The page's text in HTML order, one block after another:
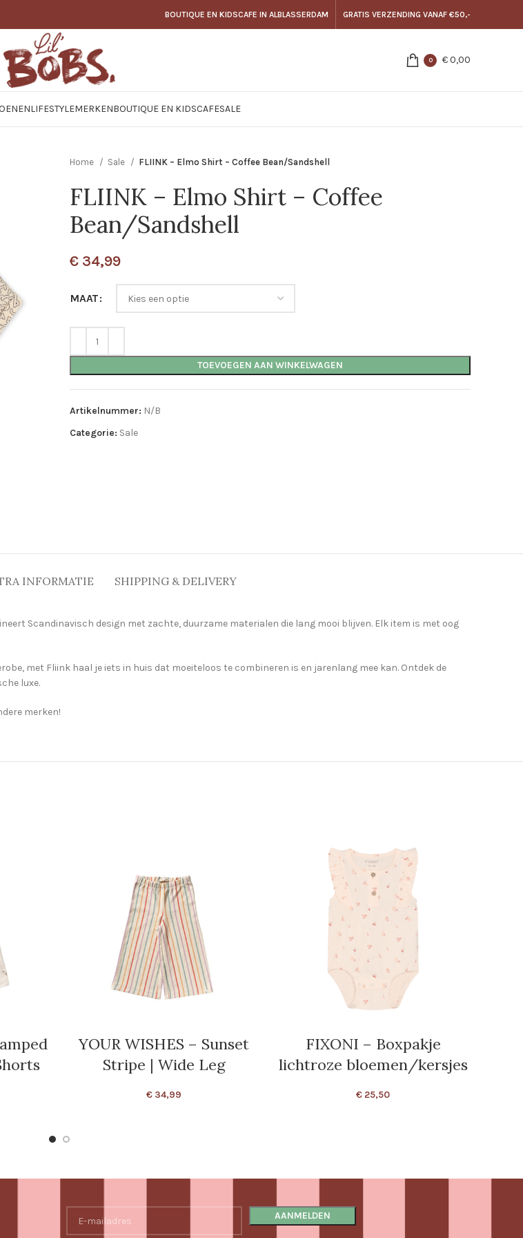
BOUTIQUE EN KIDSCAFE IN ALBLASSERDAM GRATIS VERZENDING VANAF €50,-
0 €0,00
LIFESTYLEMERKENBOUTIQUE EN KIDSCAFESALE
Home Sale FLIINK – Elmo Shirt – Coffee Bean/Sandshell
FLIINK – Elmo Shirt – Coffee
Bean/Sandshell
€ 34,99
MAAT
TOEVOEGEN AAN WINKELWAGEN
Artikelnummer: N/B
Categorie: Sale
INFORMATIE SHIPPING & DELIVERY
Scandinavisch design met zachte, duurzame materialen die lang mooi blijven. Elk item is met oog
met Fliink haal je iets in huis dat moeiteloos te combineren is en jarenlang mee kan. Ontdek de
luxe.
merken!
YOUR WISHES – Sunset
Stripe | Wide Leg
€ 34,99
FIXONI – Boxpakje
lichtroze bloemen/kersjes
€ 25,50